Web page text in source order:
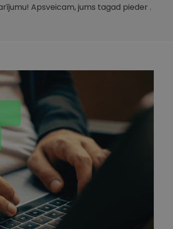
Apsveicam, jums tagad pieder .